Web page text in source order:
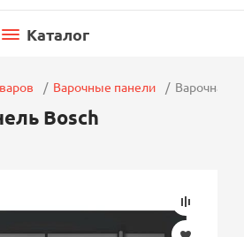
Каталог
Варочные панели Варочная
Bosch